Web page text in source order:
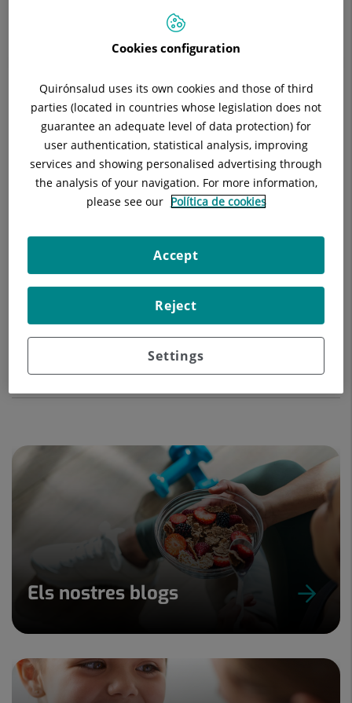
Consulta lainformació completad'aquesta
especialitata laweb de Quirónsalud
C/ Londres. Mútues / Privats
mèdica que s'ocupa de l'estudi i el tractament de les
malalties endocrinològiques i metabòliques
nutrició i dietèticahumanes.
El servei ofereix una assistència de qualitat , resolutiva ,
Els nostres blogs
Cookies configuration
Quirónsalud uses its own cookies and those of third
parties (located in countries whose legislation does not
guarantee an adequate level of data protection) for
user authentication, statistical analysis, improving
services and showing personalised advertising through
the analysis of your navigation. For more information,
please see our Política de cookies
Settings
Reject
Accept